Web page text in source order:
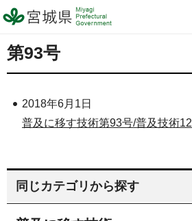
宮城県 Miyagi Prefectural
Government
第93号
2018年6月1日
普及に移す技術第93号/普及技術12
同じカテゴリから探す